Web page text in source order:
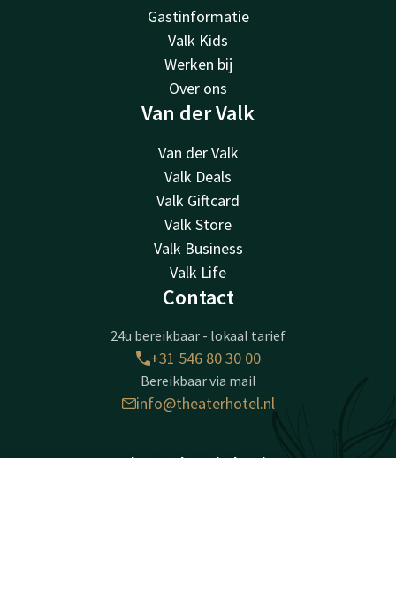
Gastinformatie
Valk Kids
Werken bij
Over ons
Van der Valk
Van der Valk
Valk Deals
Valk Giftcard
Valk Store
Valk Business
Valk Life
Contact
24u bereikbaar - lokaal tarief
+31 546 80 30 00
Bereikbaar via mail
info@theaterhotel.nl
Theaterhotel Almelo